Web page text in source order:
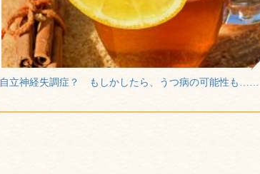
自立神経失調症？ もしかしたら、うつ病の可能性も……